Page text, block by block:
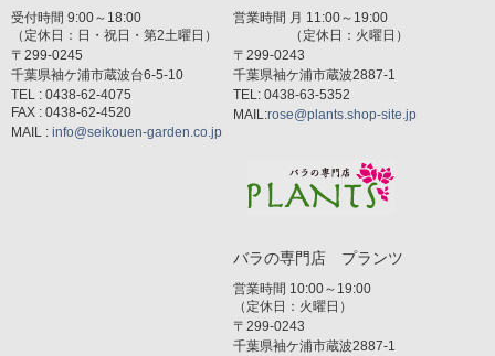
受付時間 9:00～18:00
（定休日：日・祝日・第2土曜日）
〒299-0245
千葉県袖ケ浦市蔵波台6-5-10
TEL : 0438-62-4075
FAX : 0438-62-4520
MAIL : info@seikouen-garden.co.jp
営業時間 月 11:00～19:00
（定休日：火曜日）
〒299-0243
千葉県袖ケ浦市蔵波2887-1
TEL: 0438-63-5352
MAIL:rose@plants.shop-site.jp
バラの専門店 プランツ
営業時間 10:00～19:00
（定休日：火曜日）
〒299-0243
千葉県袖ケ浦市蔵波2887-1